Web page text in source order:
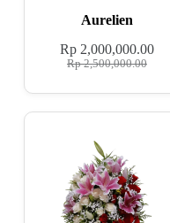
Aurelien
Rp2,500,000.00
Rp2,000,000.00